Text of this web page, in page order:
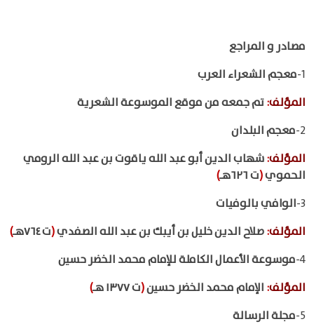
مصادر و المراجع
1- معجم الشعراء العرب
المؤلف:تم جمعه من موقع الموسوعة الشعرية
2- معجم البلدان
المؤلف:شهاب الدين أبو عبد الله ياقوت بن عبد الله الرومي
الحموي(ت ٦٢٦هـ
)
3- الوافي بالوفيات
المؤلف:صلاح الدين خليل بن أيبك بن عبد الله الصفدي(ت ٧٦٤هـ
)
4- موسوعة الأعمال الكاملة للإمام محمد الخضر حسين
المؤلف: الإمام محمد الخضر حسين(ت ١٣٧٧ هـ
)
5- مجلة الرسالة